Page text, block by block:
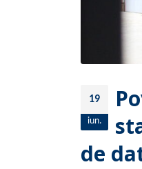
19
iun.
de